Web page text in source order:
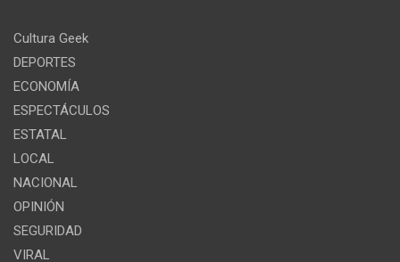
Cultura Geek
DEPORTES
ECONOMÍA
ESPECTÁCULOS
ESTATAL
LOCAL
NACIONAL
OPINIÓN
SEGURIDAD
VIRAL